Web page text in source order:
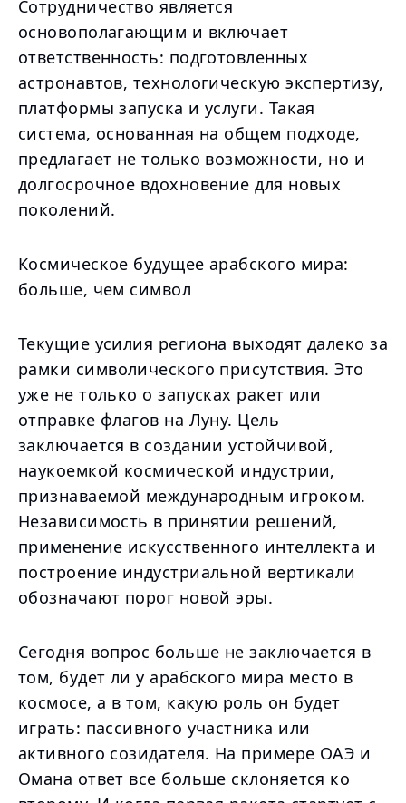
Сотрудничество является
основополагающим и включает
ответственность: подготовленных
астронавтов, технологическую экспертизу,
платформы запуска и услуги. Такая
система, основанная на общем подходе,
предлагает не только возможности, но и
долгосрочное вдохновение для новых
поколений.
Космическое будущее арабского мира:
больше, чем символ
Текущие усилия региона выходят далеко за
рамки символического присутствия. Это
уже не только о запусках ракет или
отправке флагов на Луну. Цель
заключается в создании устойчивой,
наукоемкой космической индустрии,
признаваемой международным игроком.
Независимость в принятии решений,
применение искусственного интеллекта и
построение индустриальной вертикали
обозначают порог новой эры.
Сегодня вопрос больше не заключается в
том, будет ли у арабского мира место в
космосе, а в том, какую роль он будет
играть: пассивного участника или
активного созидателя. На примере ОАЭ и
Омана ответ все больше склоняется ко